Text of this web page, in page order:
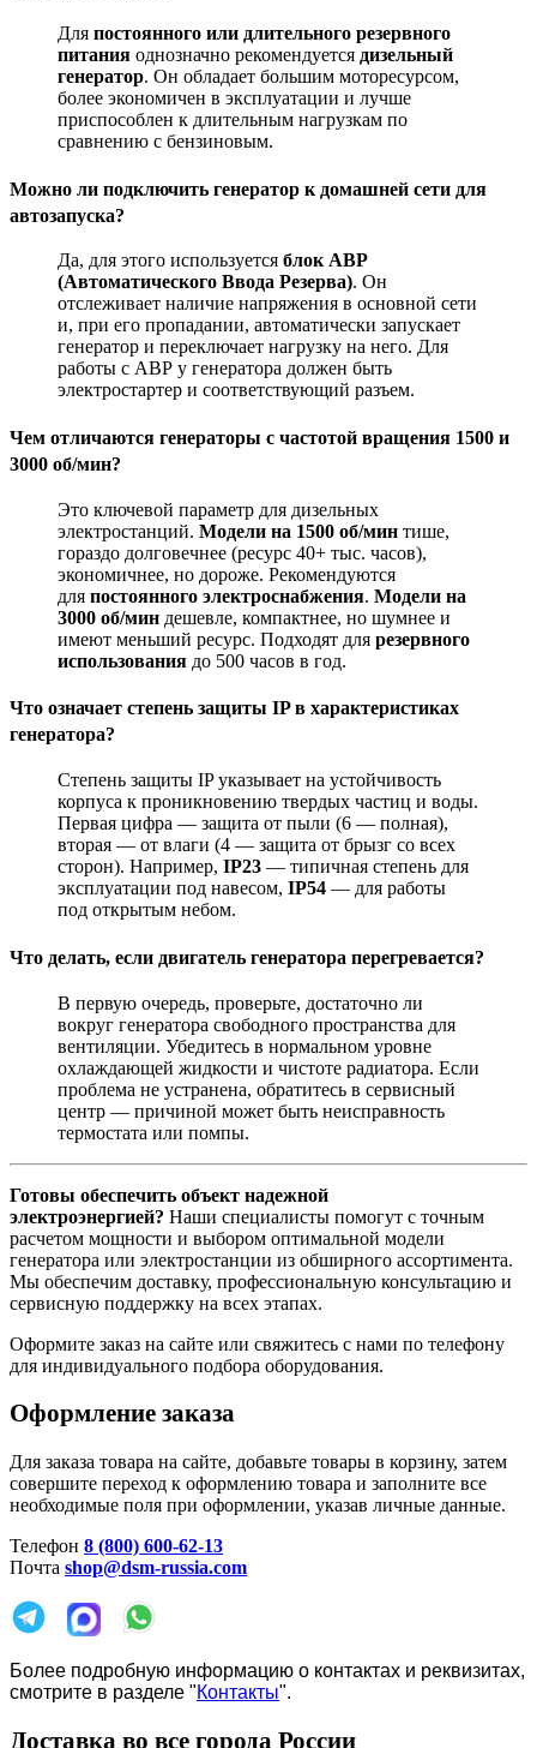
Для постоянного или длительного резервного
питания однозначно рекомендуется дизельный
генератор. Он обладает большим моторесурсом,
более экономичен в эксплуатации и лучше
приспособлен к длительным нагрузкам по
сравнению с бензиновым.
Можно ли подключить генератор к домашней сети для
автозапуска?
Да, для этого используется блок АВР
(Автоматического Ввода Резерва). Он
отслеживает наличие напряжения в основной сети
и, при его пропадании, автоматически запускает
генератор и переключает нагрузку на него. Для
работы с АВР у генератора должен быть
электростартер и соответствующий разъем.
Чем отличаются генераторы с частотой вращения 1500 и
3000 об/мин?
Это ключевой параметр для дизельных
электростанций. Модели на 1500 об/мин тише,
гораздо долговечнее (ресурс 40+ тыс. часов),
экономичнее, но дороже. Рекомендуются
для постоянного электроснабжения. Модели на
3000 об/мин дешевле, компактнее, но шумнее и
имеют меньший ресурс. Подходят для резервного
использования до 500 часов в год.
Что означает степень защиты IP в характеристиках
генератора?
Степень защиты IP указывает на устойчивость
корпуса к проникновению твердых частиц и воды.
Первая цифра — защита от пыли (6 — полная),
вторая — от влаги (4 — защита от брызг со всех
сторон). Например, IP23 — типичная степень для
эксплуатации под навесом, IP54 — для работы
под открытым небом.
Что делать, если двигатель генератора перегревается?
В первую очередь, проверьте, достаточно ли
вокруг генератора свободного пространства для
вентиляции. Убедитесь в нормальном уровне
охлаждающей жидкости и чистоте радиатора. Если
проблема не устранена, обратитесь в сервисный
центр — причиной может быть неисправность
термостата или помпы.
Готовы обеспечить объект надежной
электроэнергией? Наши специалисты помогут с точным
расчетом мощности и выбором оптимальной модели
генератора или электростанции из обширного ассортимента.
Мы обеспечим доставку, профессиональную консультацию и
сервисную поддержку на всех этапах.
Оформите заказ на сайте или свяжитесь с нами по телефону
для индивидуального подбора оборудования.
Оформление заказа
Для заказа товара на сайте, добавьте товары в корзину, затем
совершите переход к оформлению товара и заполните все
необходимые поля при оформлении, указав личные данные.
Телефон 8 (800) 600-62-13
Почта shop@dsm-russia.com
Более подробную информацию о контактах и реквизитах,
смотрите в разделе "Контакты".
Доставка во все города России